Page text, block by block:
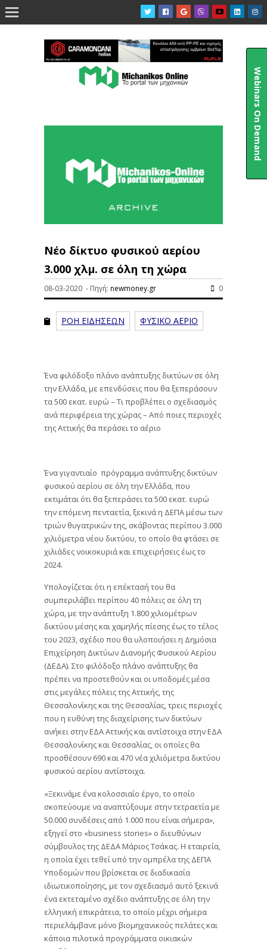

Νέο δίκτυο φυσικού αερίου
3.000 χλμ. σε όλη τη χώρα
08-03-2020 - Πηγή: newmoney.gr 0
ΡΟΗ ΕΙΔΗΣΕΩΝ ΦΥΣΙΚΟ ΑΕΡΙΟ
Ένα φιλόδοξο πλάνο ανάπτυξης δικτύων σε όλη
την Ελλάδα, με επενδύσεις που θα ξεπεράσουν
τα 500 εκατ. ευρώ – Τι προβλέπει ο σχεδιασμός
ανά περιφέρεια της χώρας – Από ποιες περιοχές
της Αττικής θα περάσει το αέριο
Ένα γιγαντιαίο πρόγραμμα ανάπτυξης δικτύων
φυσικού αερίου σε όλη την Ελλάδα, που
εκτιμάται ότι θα ξεπεράσει τα 500 εκατ. ευρώ
την επόμενη πενταετία, ξεκινά η ΔΕΠΑ μέσω των
τριών θυγατρικών της, σκάβοντας περίπου 3.000
χιλιόμετρα νέου δικτύου, το οποίο θα φτάσει σε
χιλιάδες νοικοκυριά και επιχειρήσεις έως το
2024.
Υπολογίζεται ότι η επέκτασή του θα
συμπεριλάβει περίπου 40 πόλεις σε όλη τη
χώρα, με την ανάπτυξη 1.800 χιλιομέτρων
δικτύου μέσης και χαμηλής πίεσης έως το τέλος
του 2023, σχέδιο που θα υλοποιήσει η Δημόσια
Επιχείρηση Δικτύων Διανομής Φυσικού Αερίου
(ΔΕΔΑ). Στο φιλόδοξο πλάνο ανάπτυξης θα
πρέπει να προστεθούν και οι υποδομές μέσα
στις μεγάλες πόλεις της Αττικής, της
Θεσσαλονίκης και της Θεσσαλίας, τρεις περιοχές
που η ευθύνη της διαχείρισης των δικτύων
ανήκει στην ΕΔΑ Αττικής και αντίστοιχα στην ΕΔΑ
Θεσσαλονίκης και Θεσσαλίας, οι οποίες θα
προσθέσουν 690 και 470 νέα χιλιόμετρα δικτύου
φυσικού αερίου αντίστοιχα.
«Ξεκινάμε ένα κολοσσιαίο έργο, το οποίο
σκοπεύουμε να αναπτύξουμε στην τετραετία με
50.000 συνδέσεις από 1.000 που είναι σήμερα»,
εξηγεί στο «business stories» ο διευθύνων
σύμβουλος της ΔΕΔΑ Μάριος Τσάκας. Η εταιρεία,
η οποία έχει τεθεί υπό την ομπρέλα της ΔΕΠΑ
Υποδομών που βρίσκεται σε διαδικασία
ιδιωτικοποίησης, με τον σχεδιασμό αυτό ξεκινά
ένα εκτεταμένο σχέδιο ανάπτυξης σε όλη την
ελληνική επικράτεια, το οποίο μέχρι σήμερα
περιελάμβανε μόνο βιομηχανικούς πελάτες και
κάποια πιλοτικά προγράμματα οικιακών
Webinars On Demand